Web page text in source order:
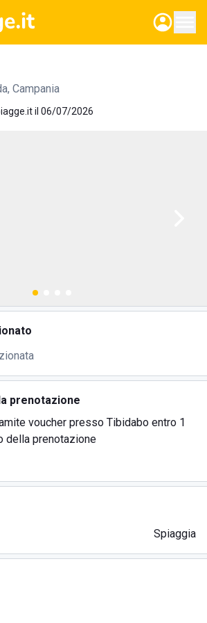
, Campania
il 06/07/2026
prenotazione
voucher presso Tibidabo entro 1
della prenotazione
Spiaggia